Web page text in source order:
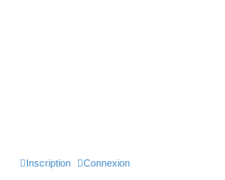
Connexion
Inscription